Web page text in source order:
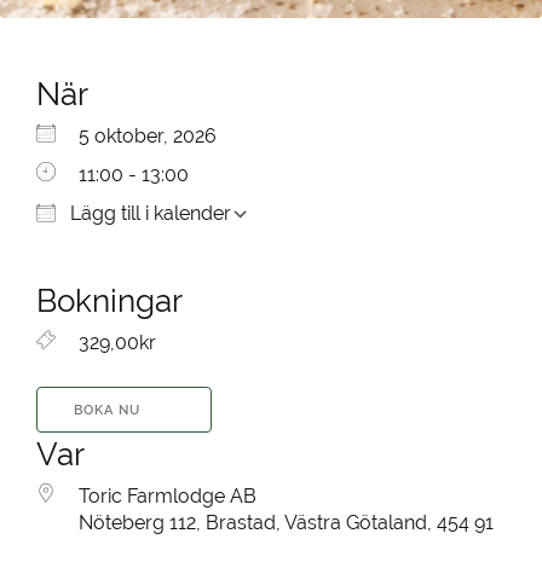
När
5 oktober, 2026
11:00 - 13:00
Lägg till i kalender
Ladda ner ICS
Bokningar
329,00kr
BOKA NU
Var
Toric Farmlodge AB
Nöteberg 112, Brastad, Västra Götaland, 454 91